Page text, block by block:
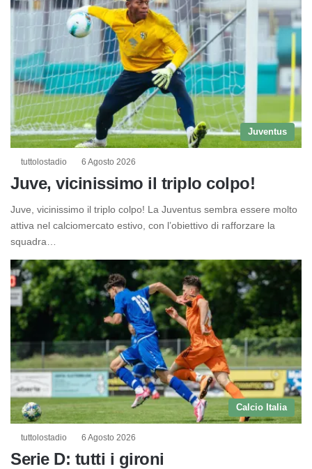
Juventus
tuttolostadio 6 Agosto 2026
Juve, vicinissimo il triplo colpo!
Juve, vicinissimo il triplo colpo! La Juventus sembra essere molto
attiva nel calciomercato estivo, con l’obiettivo di rafforzare la
squadra…
Calcio Italia
tuttolostadio 6 Agosto 2026
Serie D: tutti i gironi